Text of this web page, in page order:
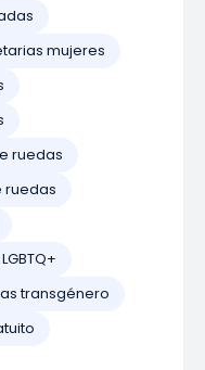
mujeres
ruedas
ruedas
transgénero